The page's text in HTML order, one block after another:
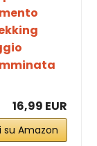
16,99 EUR
su Amazon